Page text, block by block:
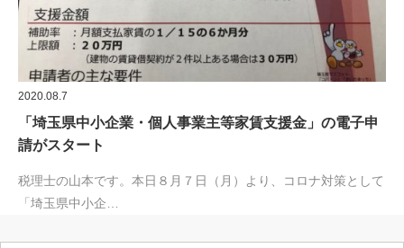
2020.08.7
「埼玉県中小企業・個人事業主等家賃支援金」の電子申
請がスタート
税理士の山本です。本日８月７日（月）より、コロナ対策として
「埼玉県中小企…